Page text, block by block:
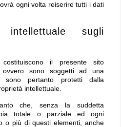
ogni volta reiserire tutti i dati
sugli
il presente sito
ovvero sono soggetti ad una
sono pertanto protetti dalla
intellettuale.
che, senza la suddetta
totale o parziale ed ogni
o più di questi elementi, anche